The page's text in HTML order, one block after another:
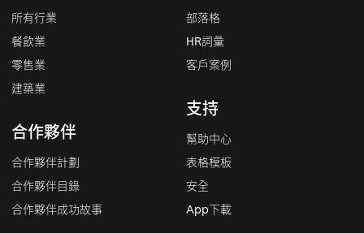
所有行業
餐飲業
零售業
建築業
合作夥伴
合作夥伴計劃
合作夥伴目錄
合作夥伴成功故事
部落格
HR詞彙
客戶案例
支持
幫助中心
表格模板
安全
App下載